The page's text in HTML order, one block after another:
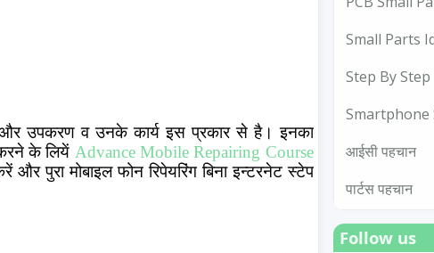
उपकरण व उनके कार्य इस प्रकार से है। इनका
करने के लियें Advance Mobile Repairing Course
और पुरा मोबाइल फोन रिपेयरिंग बिना इन्टरनेट स्टेप
Small Parts
Step By
Smartphone
आईसी पहचान
पार्टस पहचान
Follow us